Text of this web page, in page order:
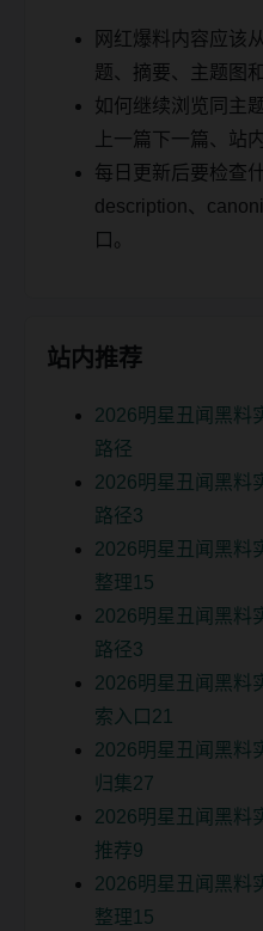
网红爆料内容应该
题、摘要、主题图
如何继续浏览同主
上一篇下一篇、站
每日更新后要检查
description、
口。
站内推荐
2026明星丑闻黑料
路径
2026明星丑闻黑料
路径3
2026明星丑闻黑料
整理15
2026明星丑闻黑料
路径3
2026明星丑闻黑料
索入口21
2026明星丑闻黑料
归集27
2026明星丑闻黑料
推荐9
2026明星丑闻黑料
整理15